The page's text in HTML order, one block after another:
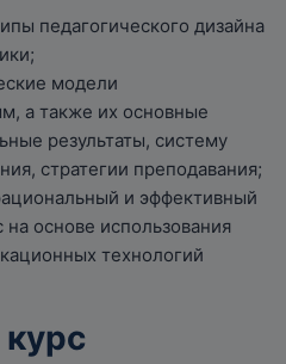
педагогического дизайна
модели
а также их основные
результаты, систему
стратегии преподавания;
и эффективный
основе использования
технологий